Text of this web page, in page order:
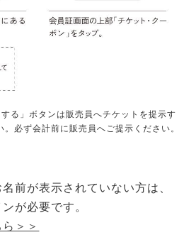
る」ボタンは販売員へチケットを提示す
必ず会計前に販売員へご提示ください。
前が表示されていない方は、
が必要です。
＞＞